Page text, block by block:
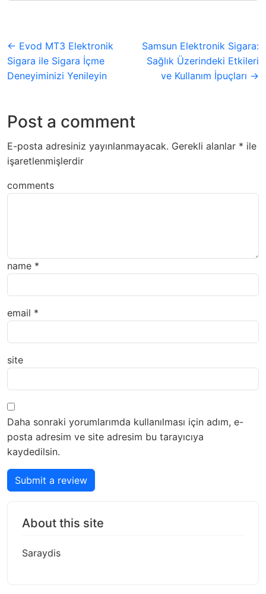
← Evod MT3 Elektronik
Sigara ile Sigara İçme
Deneyiminizi Yenileyin
Samsun Elektronik Sigara:
Sağlık Üzerindeki Etkileri
ve Kullanım İpuçları →
Post a comment
E-posta adresiniz yayınlanmayacak. Gerekli alanlar * ile
işaretlenmişlerdir
comments
name *
email *
site
Daha sonraki yorumlarımda kullanılması için adım, e-
posta adresim ve site adresim bu tarayıcıya
kaydedilsin.
Submit a review
About this site
Saraydis